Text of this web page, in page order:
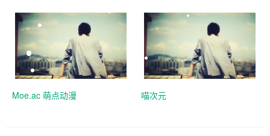
Moe.ac 萌点动漫 喵次元